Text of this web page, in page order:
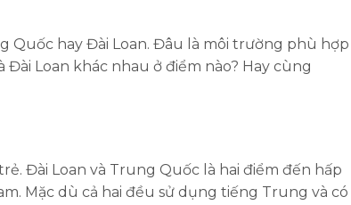
Quốc hay Đài Loan. Đâu là môi trường phù hợp
Loan khác nhau ở điểm nào? Hay cùng
Đài Loan và Trung Quốc là hai điểm đến hấp
Mặc dù cả hai đều sử dụng tiếng Trung và có